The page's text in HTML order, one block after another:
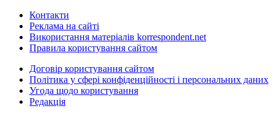
Контакти
Реклама на сайті
Використання матеріалів korrespondent.net
Правила користування сайтом
Договір користування сайтом
Політика у сфері конфіденційності і персональних даних
Угода щодо користування
Редакція